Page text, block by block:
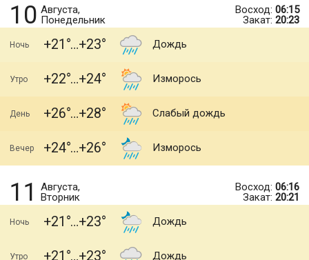
10 Августа,
Понедельник
Восход: 06:15
Закат: 20:23
Ночь +21 +23 Дождь
Утро +22 +24 Изморось
День +26 +28 Слабый дождь
Вечер +24 +26 Изморось
11
Августа,
Вторник
Восход: 06:16
Закат: 20:21
Ночь +21 +23 Дождь
Утро +21 +23 Дождь